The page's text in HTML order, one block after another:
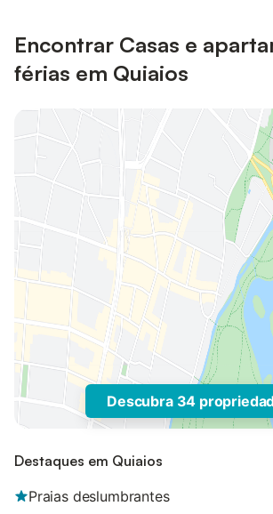
Encontrar Casas e
férias em Quiaios
Descubra 34
Destaques em Quiaios
Praias deslumbrantes